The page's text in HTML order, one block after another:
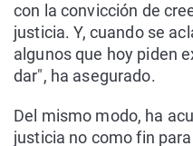
con la convicción de
justicia. Y, cuando se
algunos que hoy piden
dar", ha asegurado.
Del mismo modo, ha
justicia no como fin